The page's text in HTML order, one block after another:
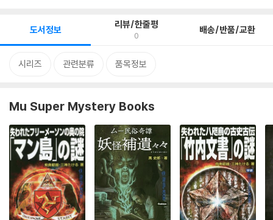
도서정보 리뷰/한줄평
0 배송/반품/교환
시리즈 관련분류 품목정보
Mu Super Mystery Books